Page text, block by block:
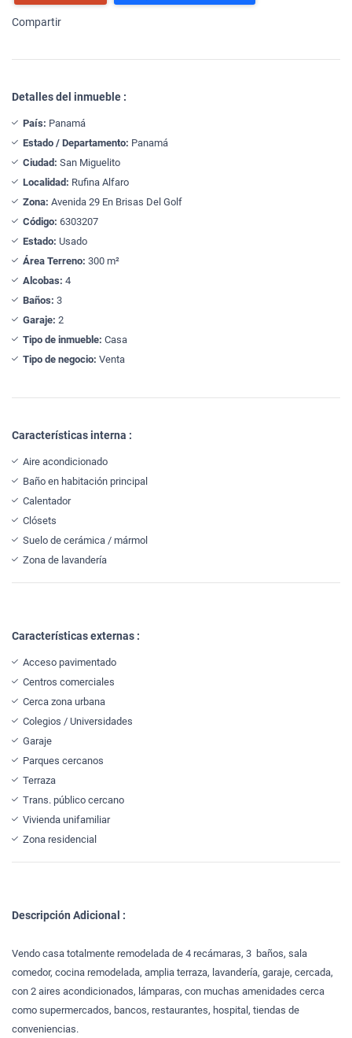
Compartir
Detalles del inmueble :
País: Panamá
Estado / Departamento: Panamá
Ciudad: San Miguelito
Localidad: Rufina Alfaro
Zona: Avenida 29 En Brisas Del Golf
Código: 6303207
Estado: Usado
Área Terreno: 300 m²
Alcobas: 4
Baños: 3
Garaje: 2
Tipo de inmueble: Casa
Tipo de negocio: Venta
Características interna :
Aire acondicionado
Baño en habitación principal
Calentador
Clósets
Suelo de cerámica / mármol
Zona de lavandería
Características externas :
Acceso pavimentado
Centros comerciales
Cerca zona urbana
Colegios / Universidades
Garaje
Parques cercanos
Terraza
Trans. público cercano
Vivienda unifamiliar
Zona residencial
Descripción Adicional :
Vendo casa totalmente remodelada de 4 recámaras, 3 baños, sala
comedor, cocina remodelada, amplia terraza, lavandería, garaje, cercada,
con 2 aires acondicionados, lámparas, con muchas amenidades cerca
como supermercados, bancos, restaurantes, hospital, tiendas de
conveniencias.